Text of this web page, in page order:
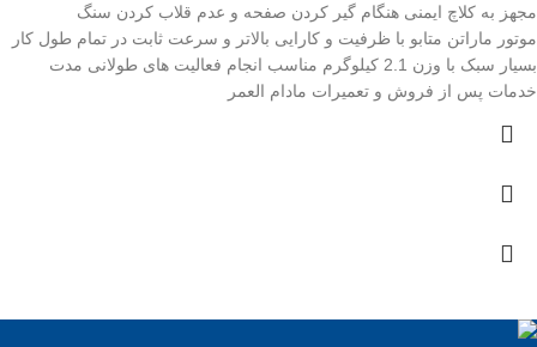
مجهز به کلاچ ایمنی هنگام گیر کردن صفحه و عدم قلاب کردن سنگ
موتور ماراتن متابو با ظرفیت و کارایی بالاتر و سرعت ثابت در تمام طول کار
بسیار سبک با وزن 2.1 کیلوگرم مناسب انجام فعالیت های طولانی مدت
خدمات پس از فروش و تعمیرات مادام العمر